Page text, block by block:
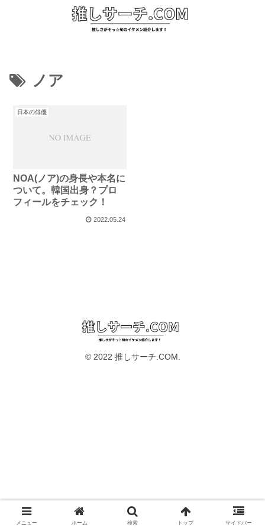
ノア
日本の俳優
NOA(ノア)の身長や本名に
ついて。韓国出身？プロ
フィールをチェック！
2022.05.24
© 2022 推しサーチ.COM.
メニュー ホーム 検索 トップ サイドバー